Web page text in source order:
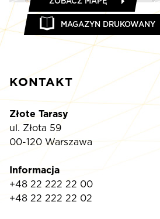
KONTAKT
Złote Tarasy
ul. Złota 59
00-120 Warszawa
Informacja
+48 22 222 22 00
+48 22 222 22 02
MAGAZYN DRUKOWANY